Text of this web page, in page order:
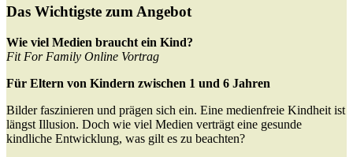
Das Wichtigste zum Angebot
Wie viel Medien braucht ein Kind?
Fit For Family Online Vortrag
Für Eltern von Kindern zwischen 1 und 6 Jahren
Bilder faszinieren und prägen sich ein. Eine medienfreie Kindheit ist
längst Illusion. Doch wie viel Medien verträgt eine gesunde
kindliche Entwicklung, was gilt es zu beachten?